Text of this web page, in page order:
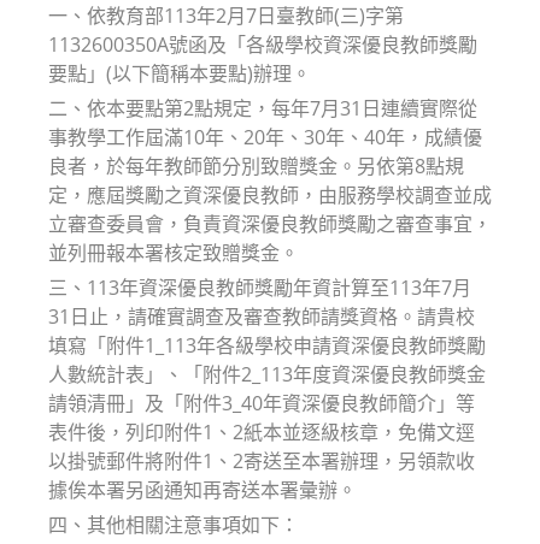
一、依教育部113年2月7日臺教師(三)字第
1132600350A號函及「各級學校資深優良教師獎勵
要點」(以下簡稱本要點)辦理。
二、依本要點第2點規定，每年7月31日連續實際從
事教學工作屆滿10年、20年、30年、40年，成績優
良者，於每年教師節分別致贈獎金。另依第8點規
定，應屆獎勵之資深優良教師，由服務學校調查並成
立審查委員會，負責資深優良教師獎勵之審查事宜，
並列冊報本署核定致贈獎金。
三、113年資深優良教師獎勵年資計算至113年7月
31日止，請確實調查及審查教師請獎資格。請貴校
填寫「附件1_113年各級學校申請資深優良教師獎勵
人數統計表」、「附件2_113年度資深優良教師獎金
請領清冊」及「附件3_40年資深優良教師簡介」等
表件後，列印附件1、2紙本並逐級核章，免備文逕
以掛號郵件將附件1、2寄送至本署辦理，另領款收
據俟本署另函通知再寄送本署彙辦。
四、其他相關注意事項如下：